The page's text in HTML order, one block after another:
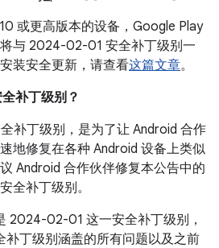
或更高版本的设备，Google Play
与 2024-02-01 安全补丁级别一
装安全更新，请查看这篇文章。
补丁级别？
补丁级别，是为了让 Android 合作
地修复在各种 Android 设备上类似
Android 合作伙伴修复本公告中的
全补丁级别。
2024-02-01 这一安全补丁级别，
补丁级别涵盖的所有问题以及之前